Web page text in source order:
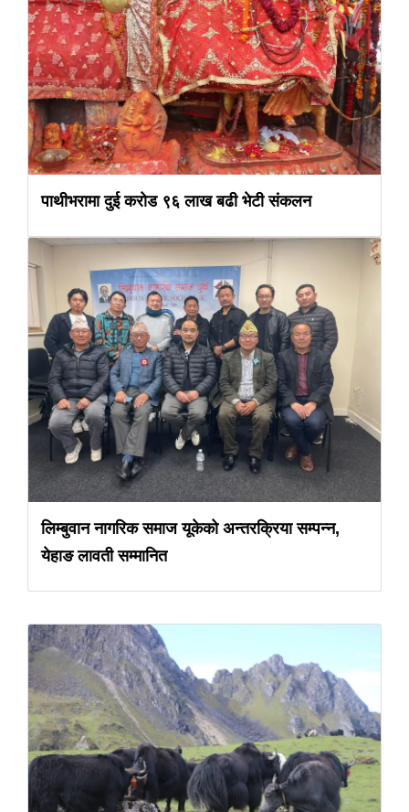
पाथीभरामा दुई करोड ९६ लाख बढी भेटी संकलन
लिम्बुवान नागरिक समाज यूकेको अन्तरक्रिया सम्पन्न,
येहाङ लावती सम्मानित